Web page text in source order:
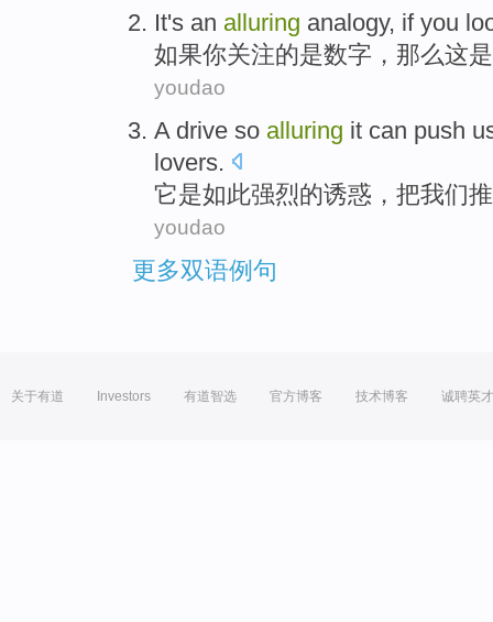
It's an alluring analogy, if you
如果你关注的是数字 ，那么这是
youdao
A drive so alluring it can push
lovers.
它是如此强烈的诱惑 ， 把我们推
youdao
更多双语例句
关于有道 Investors 有道智选 官方博客 技术博客 诚聘英才